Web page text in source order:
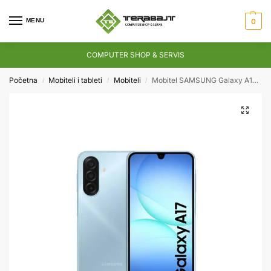
MENU 0
COMPUTER SHOP & SERVIS
Početna / Mobiteli i tableti / Mobiteli / Mobitel SAMSUNG Galaxy A17 4G